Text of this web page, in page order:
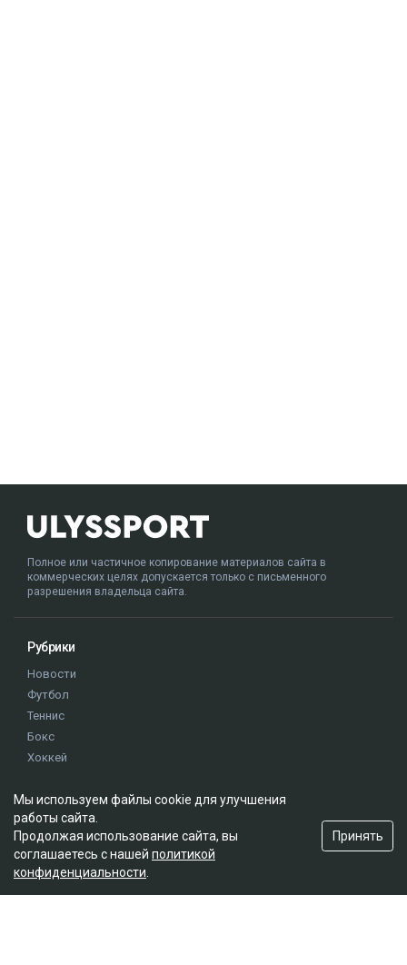
Полное или частичное копирование материалов сайта в
коммерческих целях допускается только с письменного
разрешения владельца сайта.
Рубрики
Новости
Футбол
Теннис
Бокс
Хоккей
Истории
Олимпиада
Редакция
О проекте
Мы используем файлы cookie для улучшения
работы сайта.
Продолжая использование сайта, вы
соглашаетесь с нашей политикой
конфиденциальности
Принять